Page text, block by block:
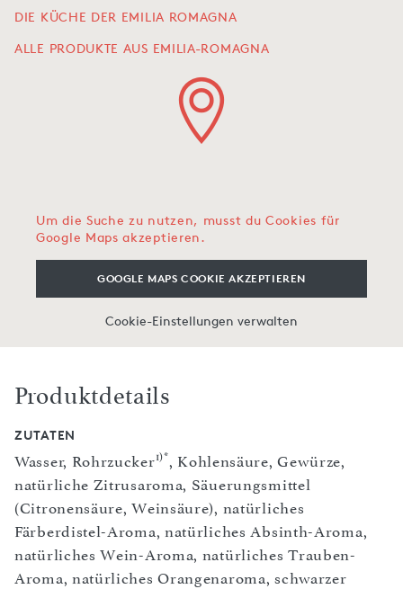
DIE KÜCHE DER EMILIA ROMAGNA
ALLE PRODUKTE AUS EMILIA-ROMAGNA
Um die Suche zu nutzen, musst du Cookies für
Google Maps akzeptieren.
GOOGLE MAPS COOKIE AKZEPTIEREN
Cookie-Einstellungen verwalten
Produktdetails
ZUTATEN
Wasser, Rohrzucker1)*, Kohlensäure, Gewürze,
natürliche Zitrusaroma, Säuerungsmittel
(Citronensäure, Weinsäure), natürliches
Färberdistel-Aroma, natürliches Absinth-Aroma,
natürliches Wein-Aroma, natürliches Trauben-
Aroma, natürliches Orangenaroma, schwarzer